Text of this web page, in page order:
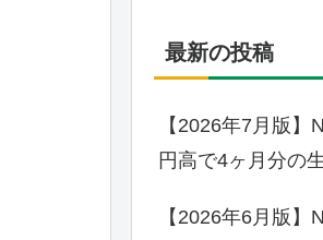
最新の投稿
【2026年7月版
円高で4ヶ月分の
【2026年6月版